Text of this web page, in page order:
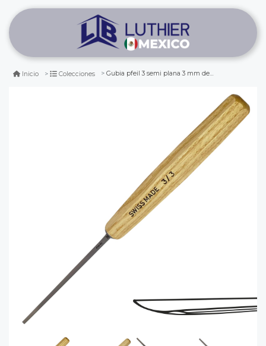
Inicio Colecciones Gubia pfeil 3 semi plana 3 mm de ancho para tallado de madera